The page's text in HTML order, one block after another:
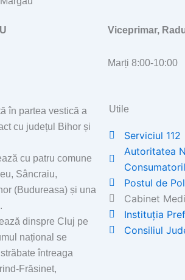
Viceprimar,
Marți 8:00-10:00
în partea vestică a
cu județul Bihor și
cu patru comune
Sâncraiu,
(Budureasa) și una
dinspre Cluj pe
național se
întreaga
Frăsinet,
Utile
Serviciul 112
Autoritatea
Postul de
Cabinet
Instituția
Consiliul